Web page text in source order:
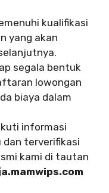
kualifikasi
yang akan
segala bentuk
lowongan
biaya dalam
informasi
dan terverifikasi
kami di tautan